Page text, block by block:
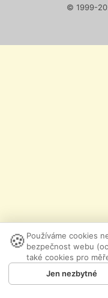
© 1999-
🍪 Používáme cookies
bezpečnost webu
také cookies pro
Jen nezbytné